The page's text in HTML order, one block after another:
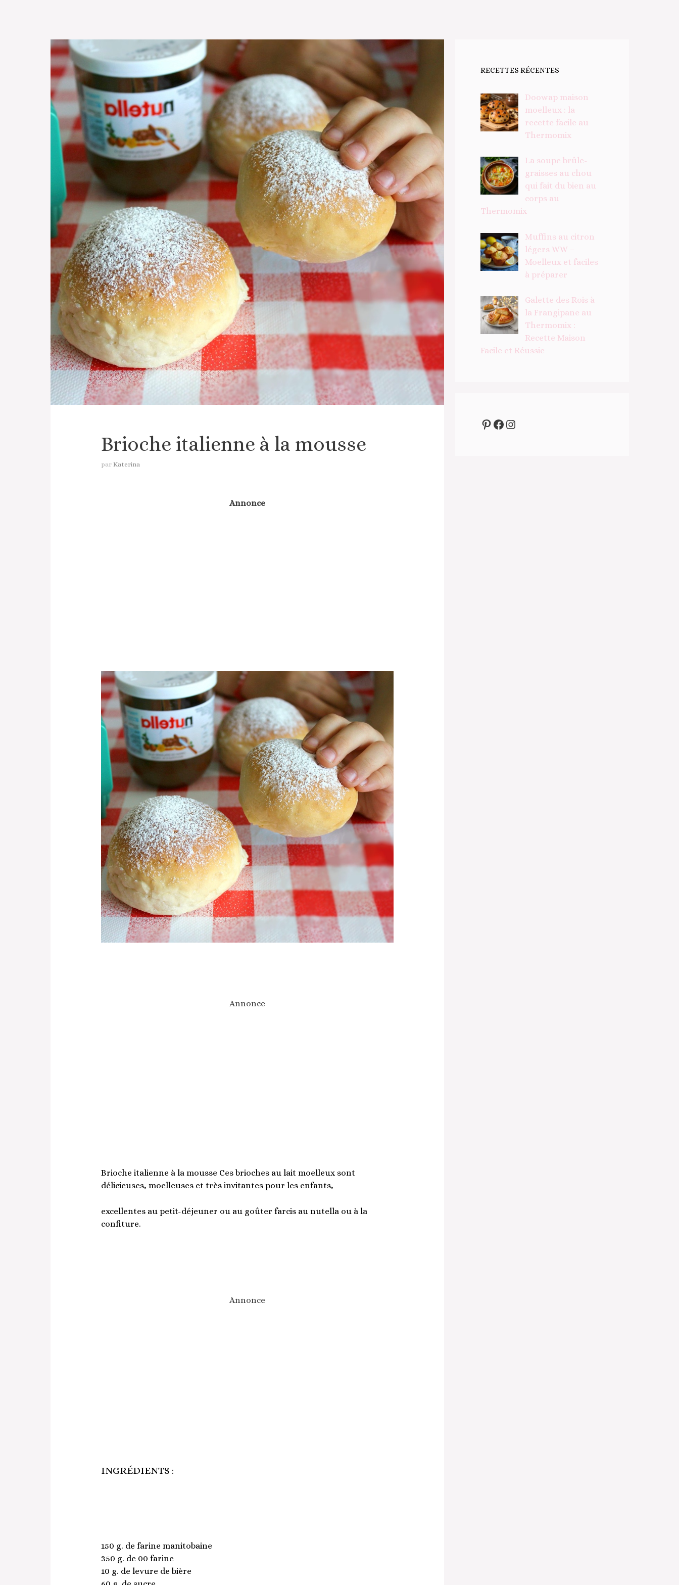
Brioche italienne à la mousse
par Katerina
Annonce
Annonce
Brioche italienne à la mousse Ces brioches au lait moelleux sont
délicieuses, moelleuses et très invitantes pour les enfants,
excellentes au petit-déjeuner ou au goûter farcis au nutella ou à la
confiture.
Annonce
INGRÉDIENTS :
150 g. de farine manitobaine
350 g. de 00 farine
10 g. de levure de bière
RECETTES RÉCENTES
Doowap maison
moelleux : la
recette facile au
Thermomix
La soupe brûle-
graisses au chou
qui fait du bien au
corps au
Thermomix
Muffins au citron
légers WW –
Moelleux et faciles
à préparer
Galette des Rois à
la Frangipane au
Thermomix :
Recette Maison
Facile et Réussie
Pinterest
Facebook
Instagram